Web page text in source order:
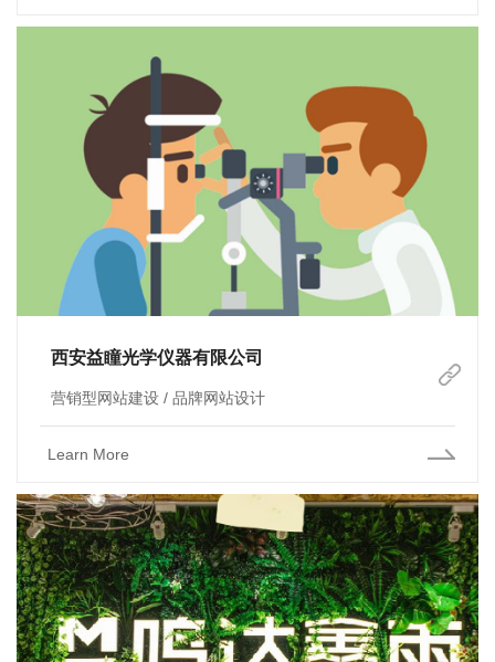
西安益瞳光学仪器有限公司
营销型网站建设 / 品牌网站设计
Learn More